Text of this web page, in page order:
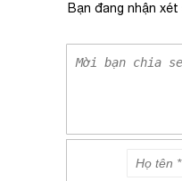
Bạn đang nhận xét